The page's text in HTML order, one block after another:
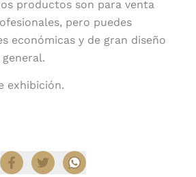
productos son para venta
pero puedes
económicas y de gran diseño
exhibición.